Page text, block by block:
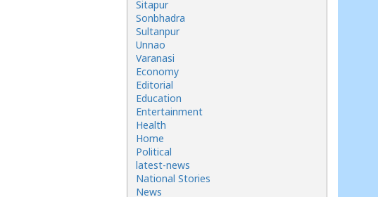
Sitapur
Sonbhadra
Sultanpur
Unnao
Varanasi
Economy
Editorial
Education
Entertainment
Health
Home
Political
latest-news
National Stories
News